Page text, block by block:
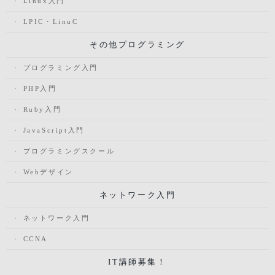
LPIC・LinuC
その他プログラミング
プログラミング入門
PHP入門
Ruby入門
JavaScript入門
プログラミングスクール
Webデザイン
ネットワーク入門
ネットワーク入門
CCNA
IT講師募集！